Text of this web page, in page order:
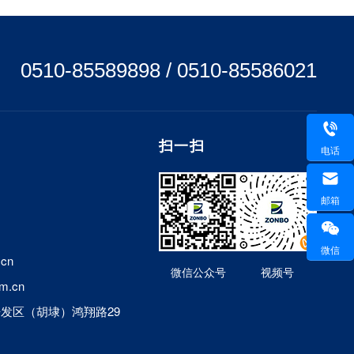
0510-85589898 / 0510-85586021
区（胡埭）鸿翔路29
扫一扫
微信公众号 视频号
电话
邮箱
微信